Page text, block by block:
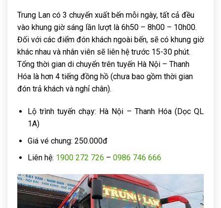
Trung Lan có 3 chuyến xuất bến mỗi ngày, tất cả đều
vào khung giờ sáng lần lượt là 6h50 – 8h00 – 10h00.
Đối với các điểm đón khách ngoài bến, sẽ có khung giờ
khác nhau và nhân viên sẽ liên hệ trước 15-30 phút.
Tổng thời gian di chuyển trên tuyến Hà Nội – Thanh
Hóa là hơn 4 tiếng đồng hồ (chưa bao gồm thời gian
đón trả khách và nghỉ chân).
Lộ trình tuyến chạy: Hà Nội – Thanh Hóa (Dọc QL
1A)
Giá vé chung: 250.000đ
Liên hệ: 1900 272 726 – 0986 746 666